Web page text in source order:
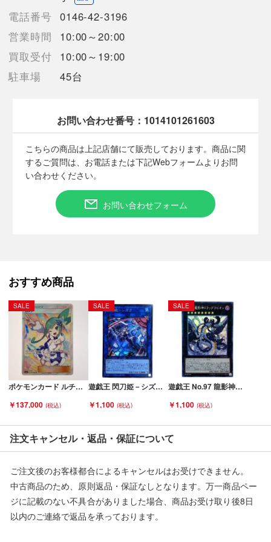
タイミングによりシステムの反映が間に合わず欠品となってしま
う場合がございます。
売切れの場合は、ご購入をキャンセルさせていただく場合がござ
います。】
【備考/コメント】
る程度のキズがあるため、記載のない見落としによるキズ等ある
場合がございます
■状態等は画像をご確認・ご参照下さい。
こちらの商品はお客様から買取させていただいた商品であり、
人の手を経た商品です。
当店とは一切関係がございませんのでご注意ください。
電話番号 0146-42-3196
営業時間
10:00～20:00
買取受付
10:00～19:00
駐車場
45台
お問い合わせ番号： 1014101261603
こちらの商品は上記店舗にて販売しております。商品に関
するご質問は、お電話または下記Webフォームよりお問
い合わせください。
お問い合わせフォーム
おすすめ商品
SALE
ポケモンカード ルチア 104/096 SM7 SR 折れ有 Cランク
￥137,000
SALE
遊戯王 閃刀姫－シズク SLF1-JP039 ウルトラレア イラスト違い トレカ Bランク
￥1,100
SALE
遊戯王 No.97 龍影神ドラッグラビリオン CP19-JP033 コレクターズレア トレカ Bランク
￥1,100
注文キャンセル・返品・保証について
ご注文後のお客様都合によるキャンセルはお受けできません。
中古商品のため、原則返品・保証なしとなります。万一商品ペー
ジに記載のない不具合がありました場合、商品お受け取り後8日
以内のご連絡で返品を承っております。